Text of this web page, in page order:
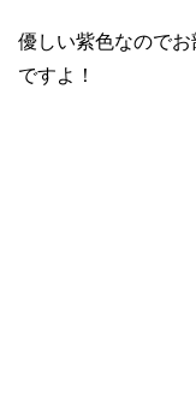
優しい紫色なので
ですよ！